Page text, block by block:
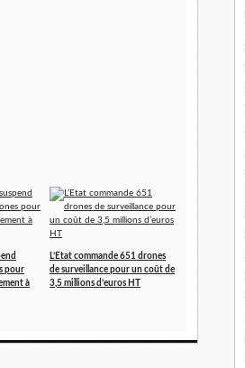
pour
à
L’Etat commande 651 drones
de surveillance pour un coût de
3,5 millions d’euros HT